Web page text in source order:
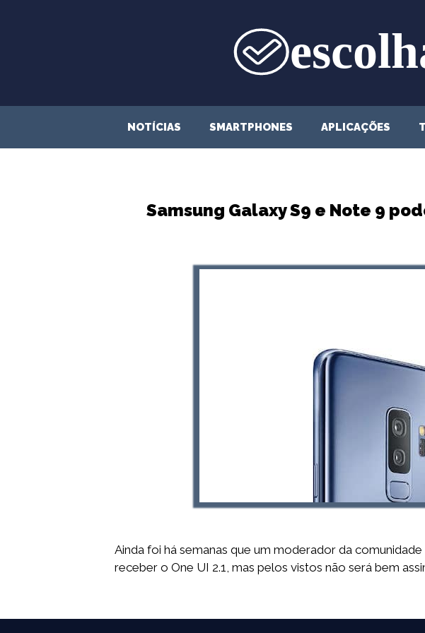
NOTÍCIAS SMARTPHONES APLICAÇÕES
Samsung Galaxy S9 e Note 9
Ainda foi há semanas que um moderador da
receber o One UI 2.1, mas pelos vistos não será bem